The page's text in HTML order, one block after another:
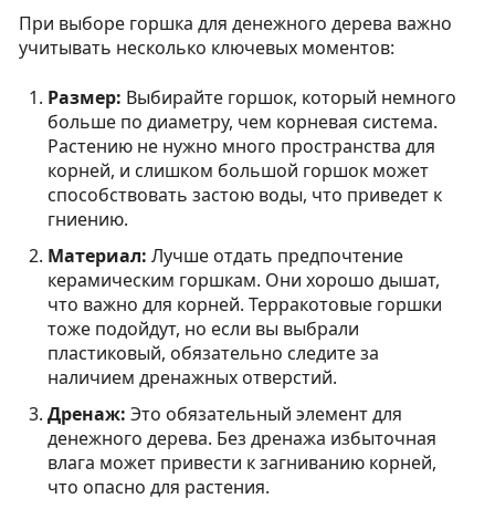
При выборе горшка для денежного дерева важно
учитывать несколько ключевых моментов:
Размер: Выбирайте горшок, который немного
больше по диаметру, чем корневая система.
Растению не нужно много пространства для
корней, и слишком большой горшок может
способствовать застою воды, что приведет к
гниению.
Материал: Лучше отдать предпочтение
керамическим горшкам. Они хорошо дышат,
что важно для корней. Терракотовые горшки
тоже подойдут, но если вы выбрали
пластиковый, обязательно следите за
наличием дренажных отверстий.
Дренаж: Это обязательный элемент для
денежного дерева. Без дренажа избыточная
влага может привести к загниванию корней,
что опасно для растения.